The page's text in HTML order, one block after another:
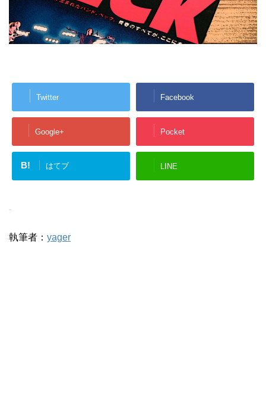
Twitter Facebook
Google+ Pocket
B! はてブ LINE
-
執筆者： yager